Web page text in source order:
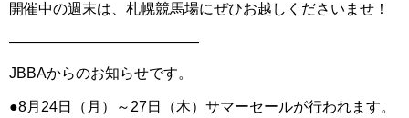
開催中の週末は、札幌競馬場にぜひお越しくださいませ！
―――――――――――――
JBBAからのお知らせです。
●8月24日（月）～27日（木）サマーセールが行われます。